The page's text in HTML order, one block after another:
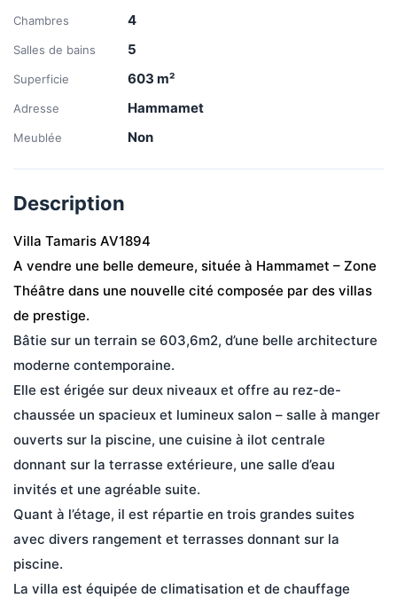
Chambres 4
Salles de bains 5
Superficie 603 m²
Adresse Hammamet
Meublée Non
Description
Villa Tamaris AV1894
A vendre une belle demeure, située à Hammamet – Zone
Théâtre dans une nouvelle cité composée par des villas
de prestige.
Bâtie sur un terrain se 603,6m2, d’une belle architecture
moderne contemporaine.
Elle est érigée sur deux niveaux et offre au rez-de-
chaussée un spacieux et lumineux salon – salle à manger
ouverts sur la piscine, une cuisine à ilot centrale
donnant sur la terrasse extérieure, une salle d’eau
invités et une agréable suite.
Quant à l’étage, il est répartie en trois grandes suites
avec divers rangement et terrasses donnant sur la
piscine.
La villa est équipée de climatisation et de chauffage